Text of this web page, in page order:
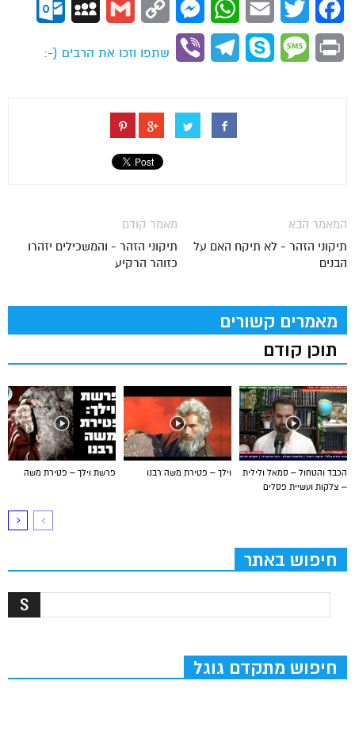
Facebook
Twitter
Email
WhatsApp
Messenger
Copy
Gmail
MySpace
Print
Message
Skype
Telegram
Viber
שתפו וזכו את הרבים (-:
מאמר קודם
תיקוני הזהר - והמשכילים יזהרו
כזוהר הרקיע
המאמר הבא
תיקוני הזהר - לא תיקח האם על
הבנים
מאמרים קשורים
תוכן קודם
פרשת וילך – פטירת משה וילך – פטירת משה רבנו
הכבד והטחול – סמאל ולילית
– צלקות ועשיית פסלים
חיפוש באתר
חיפוש מתקדם גוגל